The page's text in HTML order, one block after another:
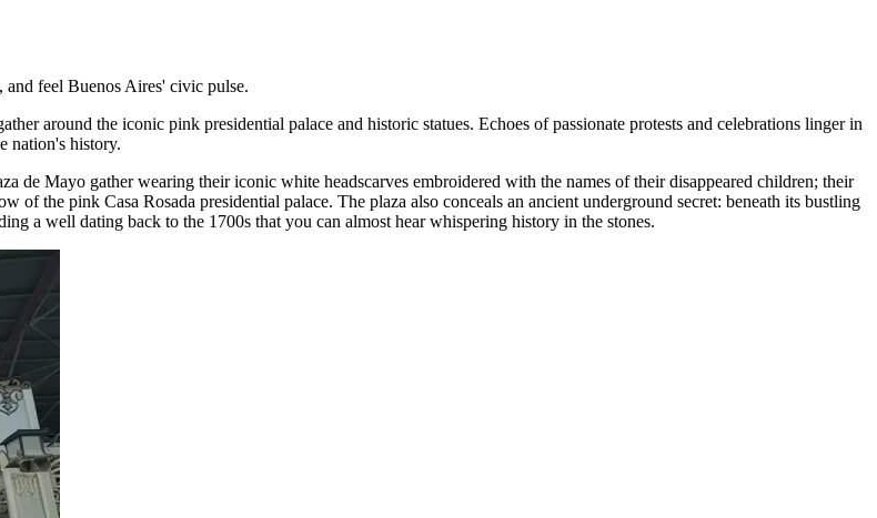
and feel Buenos Aires' civic pulse.
around the iconic pink presidential palace and historic statues. Echoes of passionate protests and celebrations linger in
nation's history.
de Mayo gather wearing their iconic white headscarves embroidered with the names of their disappeared children; their
of the pink Casa Rosada presidential palace. The plaza also conceals an ancient underground secret: beneath its bustling
a well dating back to the 1700s that you can almost hear whispering history in the stones.